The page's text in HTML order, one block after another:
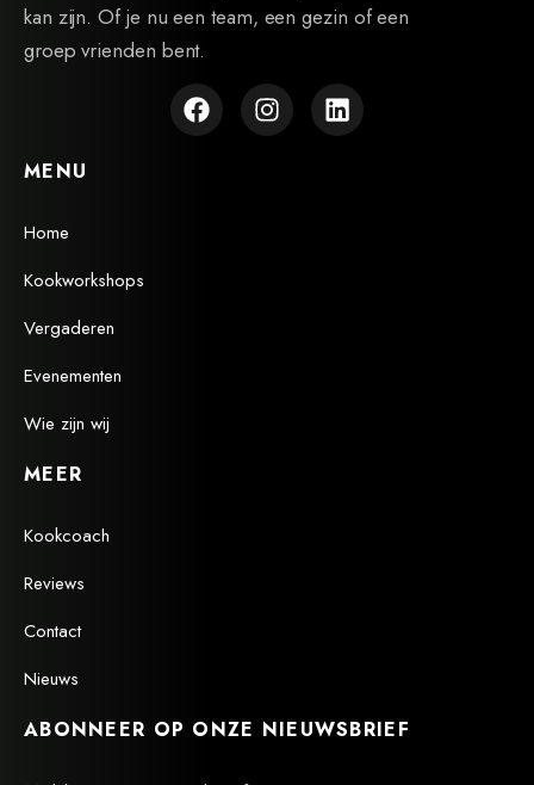
kan zijn. Of je nu een team, een gezin of een
groep vrienden bent.
MENU
Home
Kookworkshops
Vergaderen
Evenementen
Wie zijn wij
MEER
Kookcoach
Reviews
Contact
Nieuws
ABONNEER OP ONZE NIEUWSBRIEF